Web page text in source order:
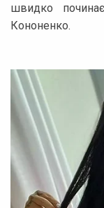
швидко
Кононенко.